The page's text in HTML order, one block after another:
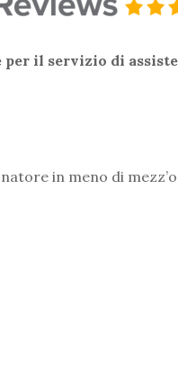
per il servizio di
in meno di